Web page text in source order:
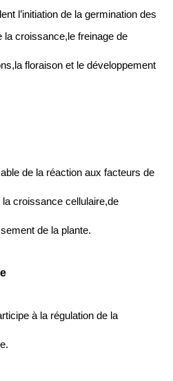
l’initiation de la germination des
la croissance,le freinage de
floraison et le développement
de la réaction aux facteurs de
la croissance cellulaire,de
de la plante.
à la régulation de la